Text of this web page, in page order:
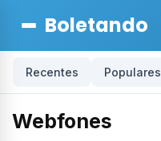
Boletando
Recentes Populares
Webfones